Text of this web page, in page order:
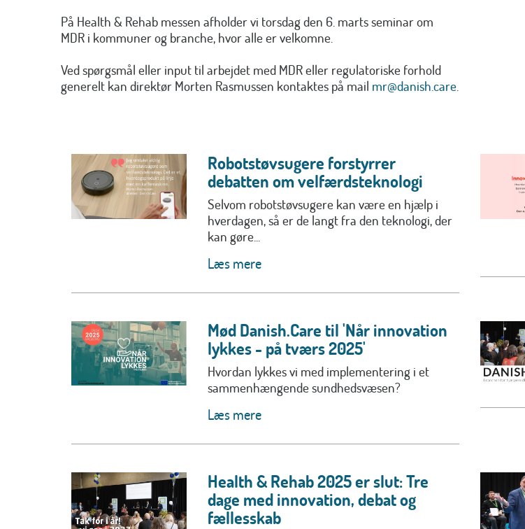
På Health & Rehab messen afholder vi torsdag den 6. marts seminar om
MDR i kommuner og branche, hvor alle er velkomne.
Ved spørgsmål eller input til arbejdet med MDR eller regulatoriske forhold
generelt kan direktør Morten Rasmussen kontaktes på mail mr@danish.care.
Robotstøvsugere forstyrrer
debatten om velfærdsteknologi
Selvom robotstøvsugere kan være en hjælp i
hverdagen, så er de langt fra den teknologi, der
kan gøre...
Læs mere
Mød Danish.Care til 'Når innovation
lykkes - på tværs 2025'
Hvordan lykkes vi med implementering i et
sammenhængende sundhedsvæsen?
Læs mere
Health & Rehab 2025 er slut: Tre
dage med innovation, debat og
fællesskab